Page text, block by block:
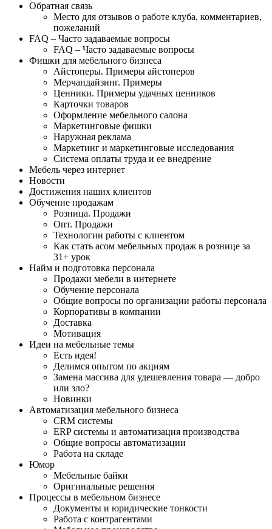
Обратная связь
Место для отзывов о работе клуба, комментариев,
пожеланий
FAQ – Часто задаваемые вопросы
FAQ – Часто задаваемые вопросы
Фишки для мебельного бизнеса
Айстоперы. Примеры айстоперов
Мерчандайзинг. Примеры
Ценники. Примеры удачных ценников
Карточки товаров
Оформление мебельного салона
Маркетинговые фишки
Наружная реклама
Маркетинг и маркетинговые исследования
Система оплаты труда и ее внедрение
Мебель через интернет
Новости
Достижения наших клиентов
Обучение продажам
Розница. Продажи
Опт. Продажи
Технологии работы с клиентом
Как стать асом мебельных продаж в рознице за
31+ урок
Найм и подготовка персонала
Продажи мебели в интернете
Обучение персонала
Общие вопросы по организации работы персонала
Корпоративы в компании
Доставка
Мотивация
Идеи на мебельные темы
Есть идея!
Делимся опытом по акциям
Замена массива для удешевления товара — добро
или зло?
Новинки
Автоматизация мебельного бизнеса
CRM системы
ERP системы и автоматизация производства
Общие вопросы автоматизации
Работа на складе
Юмор
Мебельные байки
Оригинальные решения
Процессы в мебельном бизнесе
Документы и юридические тонкости
Работа с контрагентами